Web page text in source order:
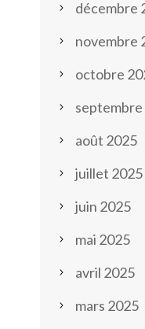
décembre
novembre
octobre
septembre
août 2025
juillet 2025
juin 2025
mai 2025
avril 2025
mars 2025